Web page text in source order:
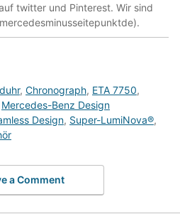
twitter und Pinterest. Wir sind
, Chronograph, ETA 7750,
Mercedes-Benz Design
Design, Super-LumiNova®,
a Comment